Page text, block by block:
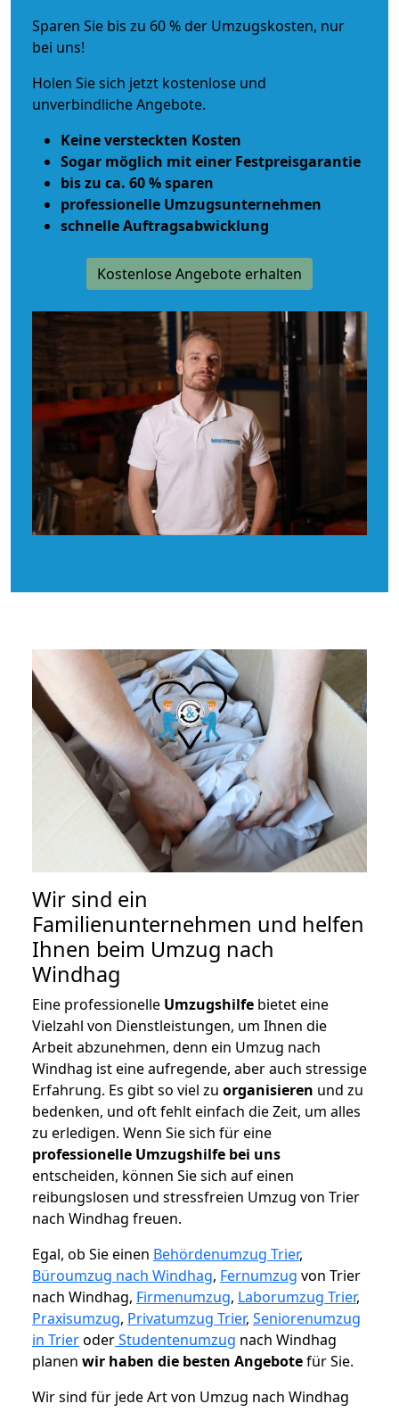
Sparen Sie bis zu 60 % der Umzugskosten, nur
bei uns!
Holen Sie sich jetzt kostenlose und
unverbindliche Angebote.
Keine versteckten Kosten
Sogar möglich mit einer Festpreisgarantie
bis zu ca. 60 % sparen
professionelle Umzugsunternehmen
schnelle Auftragsabwicklung
Kostenlose Angebote erhalten
Wir sind ein
Familienunternehmen und helfen
Ihnen beim Umzug nach
Windhag
Eine professionelle Umzugshilfe bietet eine
Vielzahl von Dienstleistungen, um Ihnen die
Arbeit abzunehmen, denn ein Umzug nach
Windhag ist eine aufregende, aber auch stressige
Erfahrung. Es gibt so viel zu organisieren und zu
bedenken, und oft fehlt einfach die Zeit, um alles
zu erledigen. Wenn Sie sich für eine
professionelle Umzugshilfe bei uns
entscheiden, können Sie sich auf einen
reibungslosen und stressfreien Umzug von Trier
nach Windhag freuen.
Egal, ob Sie einen Behördenumzug Trier,
Büroumzug nach Windhag, Fernumzug von Trier
nach Windhag, Firmenumzug, Laborumzug Trier,
Praxisumzug, Privatumzug Trier, Seniorenumzug
in TrieroderStudentenumzug nach Windhag
planen wir haben die besten Angebotefür Sie.
Wir sind für jede Art von Umzug nach Windhag